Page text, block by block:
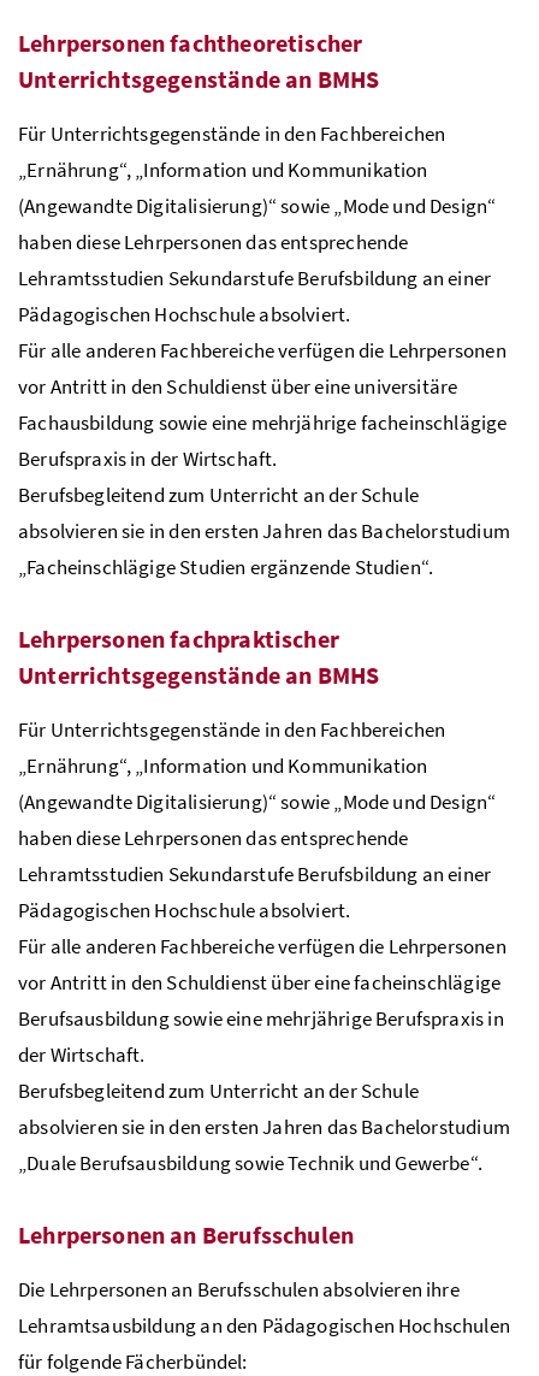
Lehrpersonen fachtheoretischer
Unterrichtsgegenstände an BMHS
Für Unterrichtsgegenstände in den Fachbereichen
„Ernährung“, „Information und Kommunikation
(Angewandte Digitalisierung)“ sowie „Mode und Design“
haben diese Lehrpersonen das entsprechende
Lehramtsstudien Sekundarstufe Berufsbildung an einer
Pädagogischen Hochschule absolviert.
Für alle anderen Fachbereiche verfügen die Lehrpersonen
vor Antritt in den Schuldienst über eine universitäre
Fachausbildung sowie eine mehrjährige facheinschlägige
Berufspraxis in der Wirtschaft.
Berufsbegleitend zum Unterricht an der Schule
absolvieren sie in den ersten Jahren das Bachelorstudium
„Facheinschlägige Studien ergänzende Studien“.
Lehrpersonen fachpraktischer
Unterrichtsgegenstände an BMHS
Für Unterrichtsgegenstände in den Fachbereichen
„Ernährung“, „Information und Kommunikation
(Angewandte Digitalisierung)“ sowie „Mode und Design“
haben diese Lehrpersonen das entsprechende
Lehramtsstudien Sekundarstufe Berufsbildung an einer
Pädagogischen Hochschule absolviert.
Für alle anderen Fachbereiche verfügen die Lehrpersonen
vor Antritt in den Schuldienst über eine facheinschlägige
Berufsausbildung sowie eine mehrjährige Berufspraxis in
der Wirtschaft.
Berufsbegleitend zum Unterricht an der Schule
absolvieren sie in den ersten Jahren das Bachelorstudium
„Duale Berufsausbildung sowie Technik und Gewerbe“.
Lehrpersonen an Berufsschulen
Die Lehrpersonen an Berufsschulen absolvieren ihre
Lehramtsausbildung an den Pädagogischen Hochschulen
für folgende Fächerbündel: